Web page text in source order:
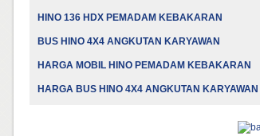
HINO 136 HDX PEMADAM KEBAKARAN
BUS HINO 4X4 ANGKUTAN KARYAWAN
HARGA MOBIL HINO PEMADAM KEBAKARAN
HARGA BUS HINO 4X4 ANGKUTAN KARYAWAN